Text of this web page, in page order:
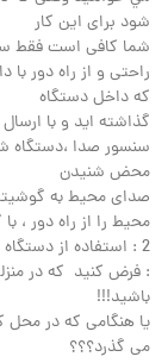
شود برای این کار
شما کافی است فقط
راحتی و از راه دور
که داخل دستگاه
سنسور صدا ،دستگاه
محض شنیدن
صدای محیط به
محیط را از راه دور ،
2 : استفاده از
: فرض کنید که در
باشید!!!
يا هنگامی که در محل
می گذرد؟؟؟